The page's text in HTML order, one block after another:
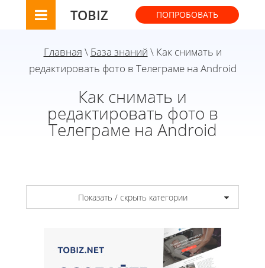
TOBIZ ПОПРОБОВАТЬ
Главная \ База знаний \ Как снимать и
редактировать фото в Телеграме на Android
Как снимать и
редактировать фото в
Телеграме на Android
Показать / скрыть категории